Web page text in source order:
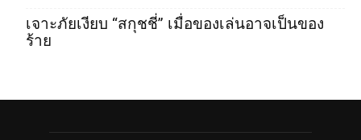
เจาะภัยเงียบ “สกุชชี่” เมื่อของเล่นอาจเป็นของ
ร้าย